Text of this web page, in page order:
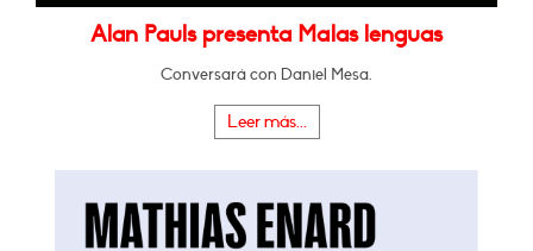
Alan Pauls presenta Malas lenguas
Conversará con Daniel Mesa.
Leer más...